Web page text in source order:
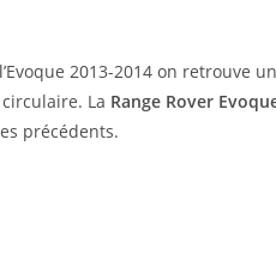
2013-2014 on retrouve
La Range Rover
précédents.